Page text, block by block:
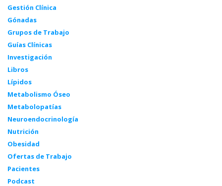
Gestión Clínica
Gónadas
Grupos de Trabajo
Guías Clínicas
Investigación
Libros
Lípidos
Metabolismo Óseo
Metabolopatías
Neuroendocrinología
Nutrición
Obesidad
Ofertas de Trabajo
Pacientes
Podcast